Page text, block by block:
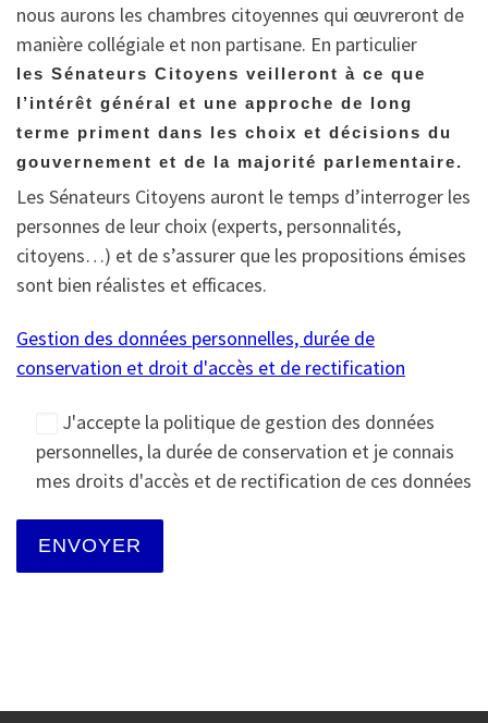
nous aurons les chambres citoyennes qui œuvreront de
manière collégiale et non partisane. En particulier
les Sénateurs Citoyens veilleront à ce que
l’intérêt général et une approche de long
terme priment dans les choix et décisions du
gouvernement et de la majorité parlementaire.
Les Sénateurs Citoyens auront le temps d’interroger les
personnes de leur choix (experts, personnalités,
citoyens…) et de s’assurer que les propositions émises
sont bien réalistes et efficaces.
Gestion des données personnelles, durée de
conservation et droit d'accès et de rectification
J'accepte la politique de gestion des données
personnelles, la durée de conservation et je connais
mes droits d'accès et de rectification de ces données